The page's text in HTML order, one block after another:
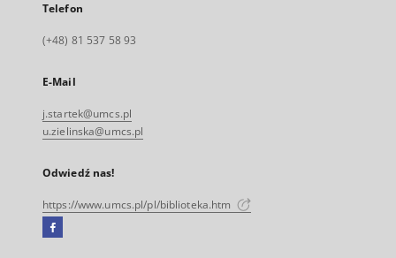
Telefon
(+48) 81 537 58 93
E-Mail
j.startek@umcs.pl
u.zielinska@umcs.pl
Odwiedź nas!
https://www.umcs.pl/pl/biblioteka.htm
Facebook